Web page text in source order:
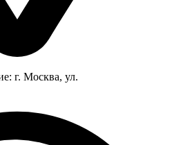
г. Москва, ул.